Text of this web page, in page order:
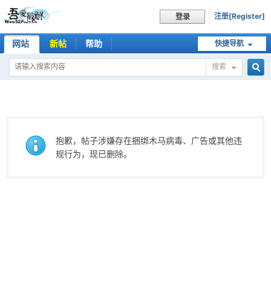
登录 注册[Register]
快捷导航
网站 新帖 帮助
搜索
抱歉，帖子涉嫌存在捆绑木马病毒、广告或其他违
规行为，现已删除。